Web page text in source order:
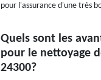
pour l'assurance d'une très
Quels sont les
pour le nettoyage
24300?